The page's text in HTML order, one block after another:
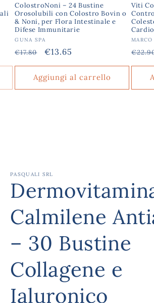
ColostroNoni – 24 Bustine
Orosolubili con Colostro Bovin o
& Noni, per Flora Intestinale e
Difese Immunitarie
Produttore:
GUNA SPA
Prezzo
listino
€17.80
Prezzo
€13.65
Aggiungi al carrello
Viti
PASQUALI SRL
Calmilene
– 30 Bustine
Collagene e
Ialuronico